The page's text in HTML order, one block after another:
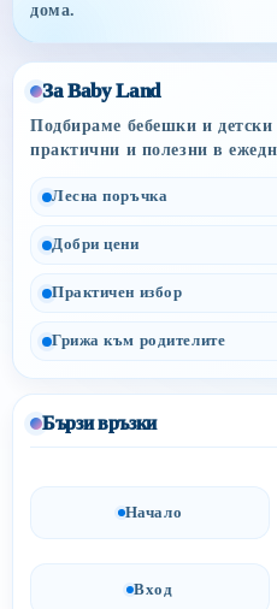
дома.
За Baby Land
Подбираме бебешки и детски
практични и полезни в
Лесна поръчка
Добри цени
Практичен избор
Грижа към родителите
Бързи връзки
Начало
Вход